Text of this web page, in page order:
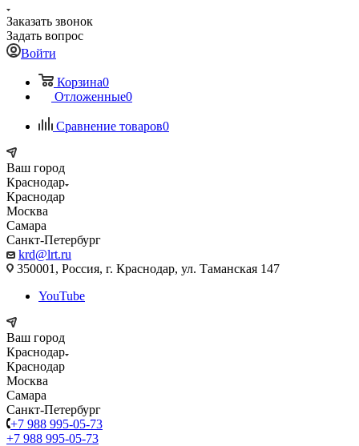
Заказать звонок
Задать вопрос
Войти
Корзина0
Отложенные0
Сравнение товаров0
Ваш город
Краснодар
Краснодар
Москва
Самара
Санкт-Петербург
krd@lrt.ru
350001, Россия, г. Краснодар, ул. Таманская 147
YouTube
Ваш город
Краснодар
Краснодар
Москва
Самара
Санкт-Петербург
+7 988 995-05-73
+7 988 995-05-73